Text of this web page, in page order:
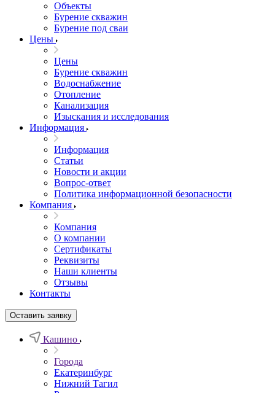
Объекты
Бурение скважин
Бурение под сваи
Цены
Цены
Бурение скважин
Водоснабжение
Отопление
Канализация
Изыскания и исследования
Информация
Информация
Статьи
Новости и акции
Вопрос-ответ
Политика информационной безопасности
Компания
Компания
О компании
Сертификаты
Реквизиты
Наши клиенты
Отзывы
Контакты
Оставить заявку
Кашино
Города
Екатеринбург
Нижний Тагил